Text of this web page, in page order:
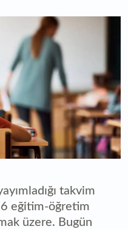
takvim
eğitim-öğretim
üzere. Bugün